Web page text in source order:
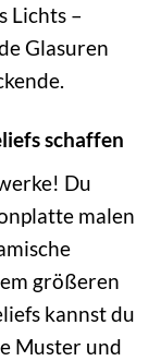
Lichts –
Glasuren
schaffen
Du
malen
größeren
kannst du
Muster und